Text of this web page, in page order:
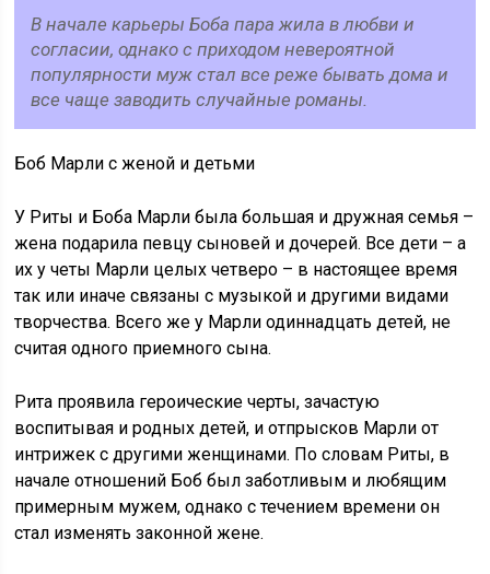
В начале карьеры Боба пара жила в любви и
согласии, однако с приходом невероятной
популярности муж стал все реже бывать дома и
все чаще заводить случайные романы.
Боб Марли с женой и детьми
У Риты и Боба Марли была большая и дружная семья –
жена подарила певцу сыновей и дочерей. Все дети – а
их у четы Марли целых четверо – в настоящее время
так или иначе связаны с музыкой и другими видами
творчества. Всего же у Марли одиннадцать детей, не
считая одного приемного сына.
Рита проявила героические черты, зачастую
воспитывая и родных детей, и отпрысков Марли от
интрижек с другими женщинами. По словам Риты, в
начале отношений Боб был заботливым и любящим
примерным мужем, однако с течением времени он
стал изменять законной жене.